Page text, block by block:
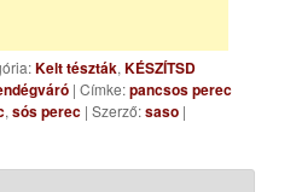
Kelt tészták,KÉSZÍTSD
| Címke:pancsos perec
,sós perec | Szerző:saso |